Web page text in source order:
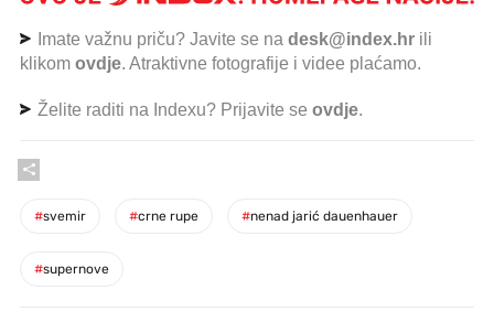
Imate važnu priču? Javite se na desk@index.hr ili
klikom ovdje. Atraktivne fotografije i videe plaćamo.
Želite raditi na Indexu? Prijavite se ovdje.
#svemir #crne rupe #nenad jarić dauenhauer
#supernove